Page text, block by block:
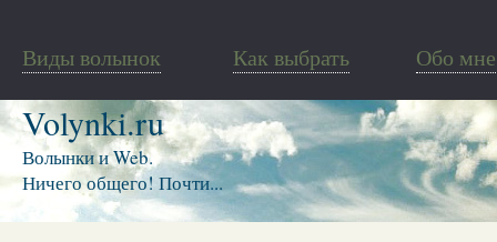
Виды волынок Как выбрать Обо мне
Volynki.ru
Волынки и Web.
Ничего общего! Почти...